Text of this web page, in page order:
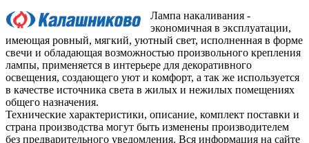
Лампа накаливания -
экономичная в эксплуатации,
имеющая ровный, мягкий, уютный свет, исполненная в форме
свечи и обладающая возможностью произвольного крепления
лампы, применяется в интерьере для декоративного
освещения, создающего уют и комфорт, а так же используется
в качестве источника света в жилых и нежилых помещениях
общего назначения.
Технические характеристики, описание, комплект поставки и
страна производства могут быть изменены производителем
без предварительного уведомления. Вся информация на сайте